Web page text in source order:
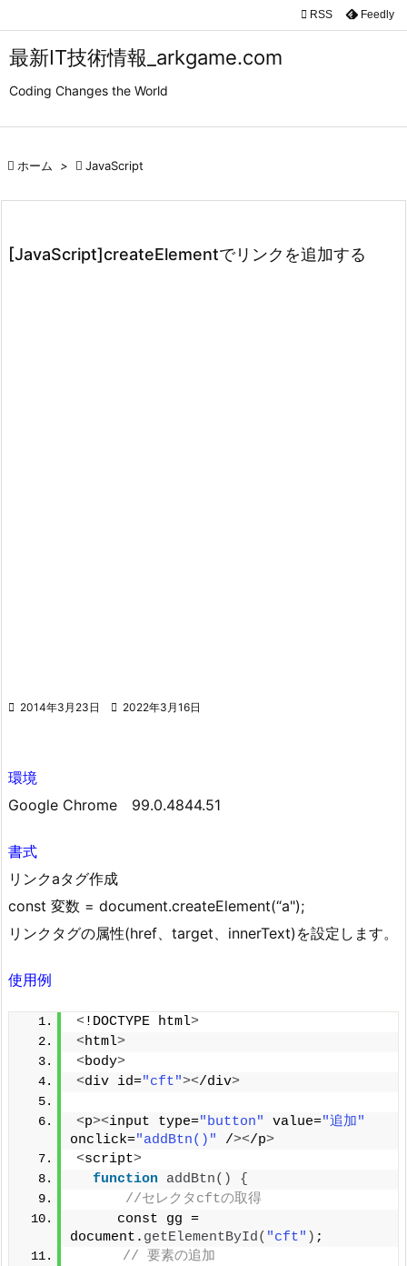
最新IT技術情報_arkgame.com
Coding Changes the World


 RSS Feedly
 ホーム >  JavaScript
[JavaScript]createElementでリンクを追加する
 2014年3月23日  2022年3月16日
環境
Google Chrome 99.0.4844.51
書式
リンクaタグ作成
const 変数 = document.createElement(“a");
リンクタグの属性(href、target、innerText)を設定します。
使用例
<!DOCTYPE html>
<html>
<body>
<div id="cft"></div>
<p><input type="button" value="追加"
onclick="addBtn()" /></p>
<script>
function addBtn()
{
//セレクタcftの取得
const gg =
document. getElementById( "cft" ) ;
// 要素の追加